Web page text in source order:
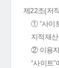
제22조(저
① “사이
지적재산
② 이용자
“사이트